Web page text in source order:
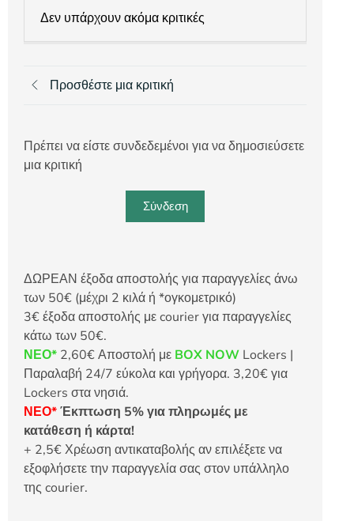
Δεν υπάρχουν ακόμα κριτικές
Προσθέστε μια κριτική
Πρέπει να είστε συνδεδεμένοι για να δημοσιεύσετε
μια κριτική
Σύνδεση
ΔΩΡΕΑΝ έξοδα αποστολής για παραγγελίες άνω
των 50€ (μέχρι 2 κιλά ή *ογκομετρικό)
3€ έξοδα αποστολής με courier για παραγγελίες
κάτω των 50€.
ΝΕΟ* 2,60€ Αποστολή με BOX NOW Lockers |
Παραλαβή 24/7 εύκολα και γρήγορα. 3,20€ για
Lockers στα νησιά.
ΝΕΟ*Έκπτωση 5% για πληρωμές με
κατάθεση ή κάρτα!
+ 2,5€ Χρέωση αντικαταβολής αν επιλέξετε να
εξοφλήσετε την παραγγελία σας στον υπάλληλο
της courier.